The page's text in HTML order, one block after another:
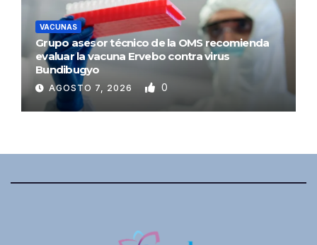
VACUNAS
Grupo asesor técnico de la OMS recomienda
evaluar la vacuna Ervebo contra virus
Bundibugyo
AGOSTO 7, 2026 0